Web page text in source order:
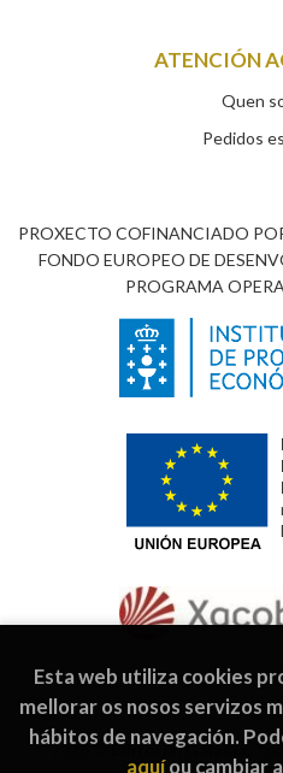
ATENCIÓN
Quen
Pedidos
PROXECTO COFINANCIADO
FONDO EUROPEO DE
PROGRAMA
2026 ©Editorial Galaxia .
Esta web utiliza cookies
mellorar os nosos servizos
hábitos de navegación.
aquíou cambiar a